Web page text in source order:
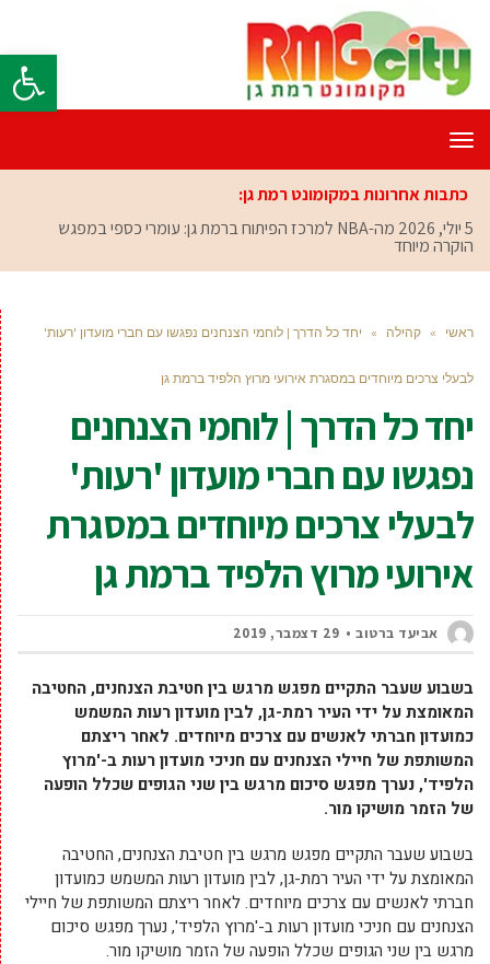
פתח
תפריט
כתבות אחרונות במקומונט רמת גן:
5 יולי, 2026
מה-NBA למרכז הפיתוח ברמת גן: עומרי כספי במפגש
הוקרה מיוחד
ראשי » קהילה » יחד כל הדרך | לוחמי הצנחנים נפגשו עם חברי מועדון 'רעות'
לבעלי צרכים מיוחדים במסגרת אירועי מרוץ הלפיד ברמת גן
יחד כל הדרך | לוחמי הצנחנים
נפגשו עם חברי מועדון 'רעות'
לבעלי צרכים מיוחדים במסגרת
אירועי מרוץ הלפיד ברמת גן
אביעד ברטוב 29 דצמבר, 2019
בשבוע שעבר התקיים מפגש מרגש בין חטיבת הצנחנים, החטיבה
המאומצת על ידי העיר רמת-גן, לבין מועדון רעות המשמש
כמועדון חברתי לאנשים עם צרכים מיוחדים. לאחר ריצתם
המשותפת של חיילי הצנחנים עם חניכי מועדון רעות ב-'מרוץ
הלפיד', נערך מפגש סיכום מרגש בין שני הגופים שכלל הופעה
של הזמר מושיקו מור.
בשבוע שעבר התקיים מפגש מרגש בין חטיבת הצנחנים, החטיבה
המאומצת על ידי העיר רמת-גן, לבין מועדון רעות המשמש כמועדון
חברתי לאנשים עם צרכים מיוחדים. לאחר ריצתם המשותפת של חיילי
הצנחנים עם חניכי מועדון רעות ב-'מרוץ הלפיד', נערך מפגש סיכום
מרגש בין שני הגופים שכלל הופעה של הזמר מושיקו מור.